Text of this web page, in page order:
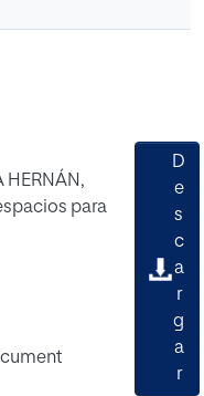
HERNÁN,
para
D
e
s
c
a
r
g
a
r